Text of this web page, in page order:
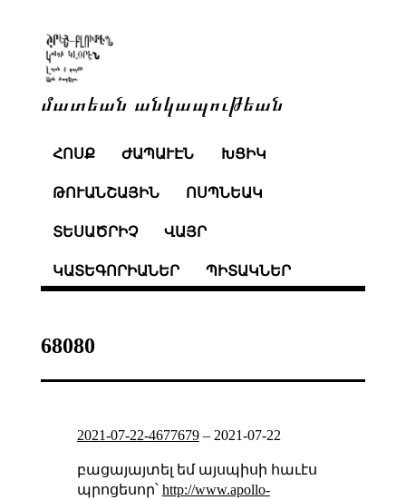
մատեան անկապութեան
ՀՈՍՔ ԺԱՊԱՒԷՆ ԽՑԻԿ
ԹՈՒԱՆՇԱՅԻՆ ՈՍՊՆԵԱԿ
ՏԵՍԱԾՐԻՉ ՎԱՅՐ
ԿԱՏԵԳՈՐԻԱՆԵՐ ՊԻՏԱԿՆԵՐ
68080
2021-07-22-4677679– 2021-07-22
բացայայտել եմ այսպիսի հաւէս
պրոցեսոր՝ http://www.apollo-